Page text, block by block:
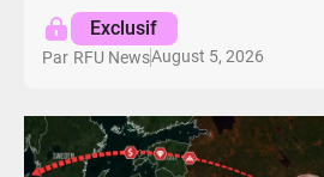
Exclusif
Par RFU NewsAugust 5, 2026